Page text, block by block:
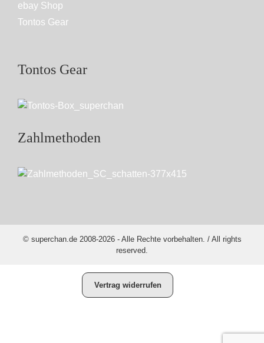
ebay Shop
Tontos Gear
Tontos Gear
Zahlmethoden
© superchan.de 2008-2026 - Alle Rechte vorbehalten. / All rights
reserved.
Vertrag widerrufen